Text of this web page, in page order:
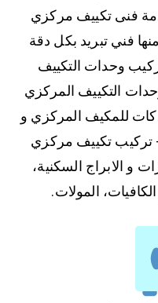
فنى تكييف مركزي
فني تبريد بكل دقة
وحدات التكييف
التكييف المركزي
للمكيف المركزي و
تكييف مركزي
و الابراج السكنية،
المولات.